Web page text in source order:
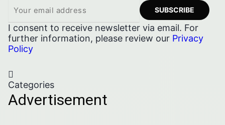
I consent to receive newsletter via email. For
further information, please review our Privacy
Policy
Categories
Advertisement